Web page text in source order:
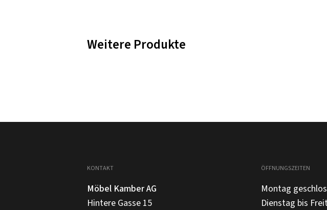
Weitere Produkte
KONTAKT
Möbel Kamber AG
Hintere Gasse 15
ÖFFNUNGSZEITEN
Montag
Dienstag bis